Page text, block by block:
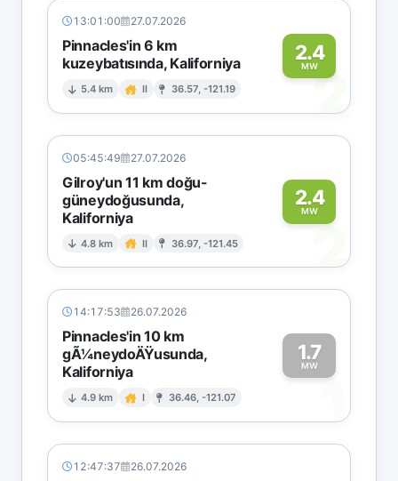
13:01:00 27.07.2026
Pinnacles'in 6 km
kuzeybatısında, Kaliforniya
5.4 km II 36.57, -121.19
2.4
MW2
05:45:49 27.07.2026
Gilroy'un 11 km doğu-
güneydoğusunda,
Kaliforniya
4.8 km II 36.97, -121.45
2.4
MW
2
14:17:53 26.07.2026
Pinnacles'in 10 km
gÃ¼neydoÄŸusunda,
Kaliforniya
4.9 km I 36.46, -121.07
1.7
MW
1
12:47:37 26.07.2026